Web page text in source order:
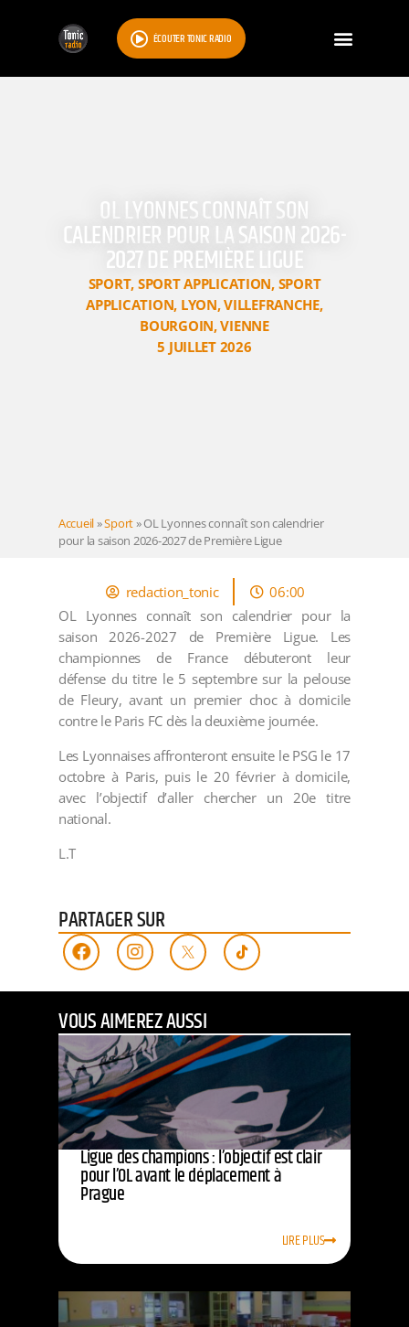
ÉCOUTER TONIC RADIO
OL LYONNES CONNAÎT SON
CALENDRIER POUR LA SAISON 2026-
2027 DE PREMIÈRE LIGUE
SPORT, SPORT APPLICATION, SPORT
APPLICATION, LYON,VILLEFRANCHE,
BOURGOIN,VIENNE
5 JUILLET 2026
Accueil»Sport»OL Lyonnes connaît son calendrier
pour la saison 2026-2027 de Première Ligue
redaction_tonic
06:00
OL Lyonnes connaît son calendrier pour la
saison 2026-2027 de Première Ligue. Les
championnes de France débuteront leur
défense du titre le 5 septembre sur la pelouse
de Fleury, avant un premier choc à domicile
contre le Paris FC dès la deuxième journée.
Les Lyonnaises affronteront ensuite le PSG le 17
octobre à Paris, puis le 20 février à domicile,
avec l’objectif d’aller chercher un 20e titre
national.
L.T
PARTAGER SUR
VOUS AIMEREZ AUSSI
Ligue des champions : l’objectif est clair
pour l’OL avant le déplacement à
Prague
LIRE PLUS